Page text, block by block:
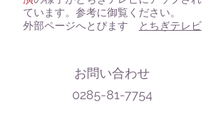
ています。参考に御覧ください。
​外部ページへとびます
とちぎテレビ
お問い合わせ
0285-81-7754